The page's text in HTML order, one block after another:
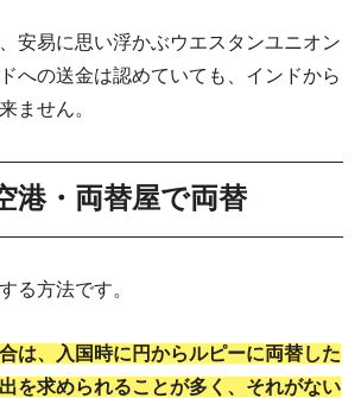
安易に思い浮かぶウエスタンユニオン
への送金は認めていても、インドから
ません。
港・両替屋で両替
る方法です。
は、入国時に円からルピーに両替した
を求められることが多く、それがない